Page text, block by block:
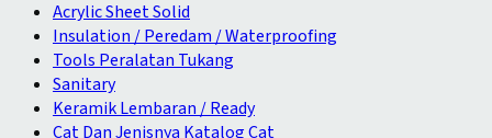
Acrylic Sheet Solid
Insulation / Peredam / Waterproofing
Tools Peralatan Tukang
Sanitary
Keramik Lembaran / Ready
Cat Dan Jenisnya Katalog Cat